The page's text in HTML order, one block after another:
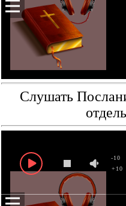
Слушать
+10
-10